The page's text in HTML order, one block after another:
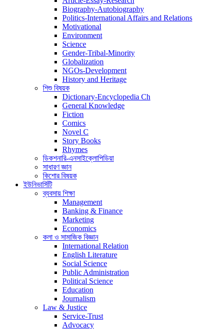
Biography-Autobiography
Politics-International Affairs and Relations
Motivational
Environment
Science
Gender-Tribal-Minority
Globalization
NGOs-Development
History and Heritage
শিশু বিষয়ক
Dictionary-Encyclopedia Ch
General Knowledge
Fiction
Comics
Novel C
Story Books
Rhymes
ডিকশনারি-এনসাইক্লোপিডিয়া
সাধারণ জ্ঞান
কিশোর বিষয়ক
ইউনিভার্সিটি
ব্যবসায় শিক্ষা
Management
Banking & Finance
Marketing
Economics
কলা ও সামাজিক বিজ্ঞান
International Relation
English Literature
Social Science
Public Administration
Political Science
Education
Journalism
Law & Justice
Service-Trust
Advocacy